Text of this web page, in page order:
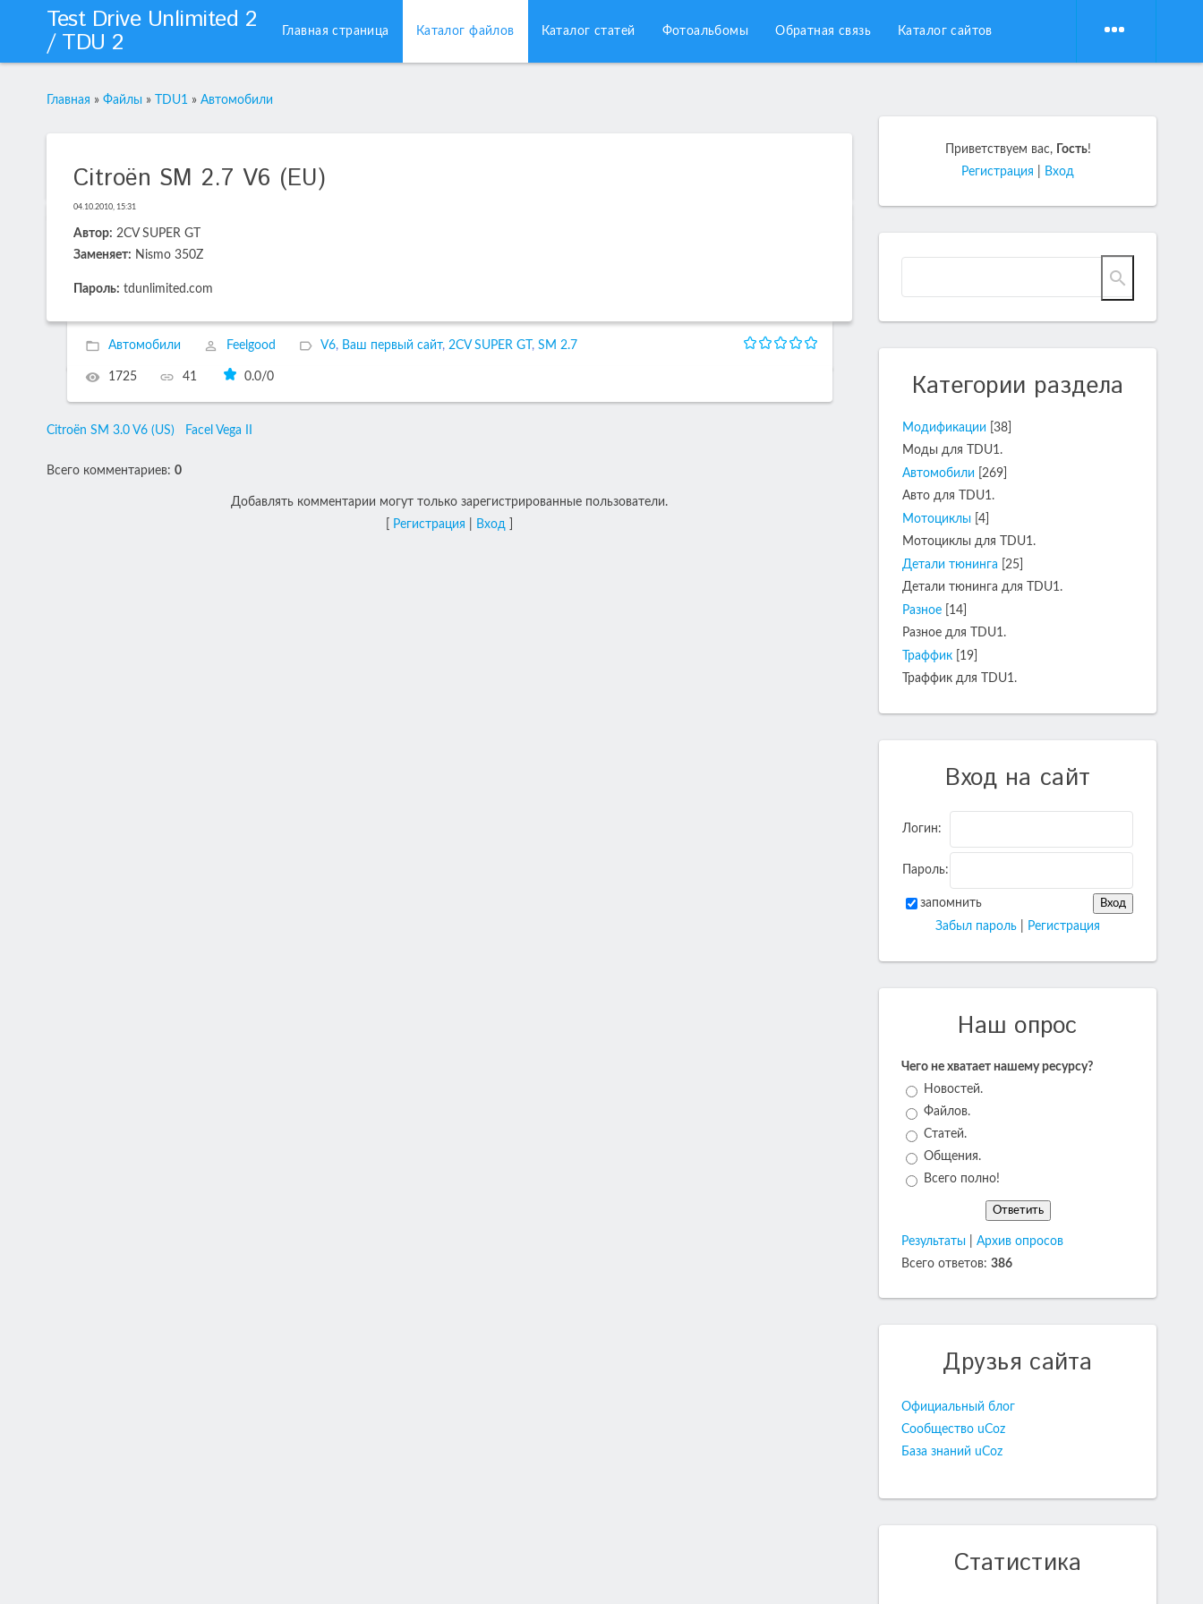
Test Drive Unlimited 2
/ TDU 2 Главная страница Каталог файлов Каталог статей Фотоальбомы Обратная связь Каталог сайтов
Главная » Файлы » TDU1 » Автомобили
Citroën SM 2.7 V6 (EU)
04.10.2010, 15:31
Автор: 2CV SUPER GT
Заменяет: Nismo 350Z
Пароль: tdunlimited.com
Автомобили Feelgood V6, Ваш первый сайт, 2CV SUPER GT , SM 2.7
1725 41 0.0/0
Citroën SM 3.0 V6 (US) Facel Vega II
Всего комментариев: 0
Добавлять комментарии могут только зарегистрированные пользователи.
Регистрация Вход
Приветствуем вас, Гость!
Регистрация
Вход
Категории раздела
Модификации
[38]
Моды для TDU1.
Автомобили
[269]
Авто для TDU1.
Мотоциклы [4]
Мотоциклы для TDU1.
Детали тюнинга
[25]
Детали тюнинга для TDU1.
Разное
[14]
Разное для TDU1.
Траффик
[19]
Траффик для TDU1.
Вход на сайт
Логин:
Пароль:
запомнить
Забыл пароль
Регистрация
Наш опрос
Чего не хватает нашему ресурсу?
Новостей.
Файлов.
Статей.
Общения.
Всего полно!
Результаты
Архив опросов
Всего ответов: 386
Друзья сайта
Официальный блог
Сообщество uCoz
База знаний uCoz
Статистика